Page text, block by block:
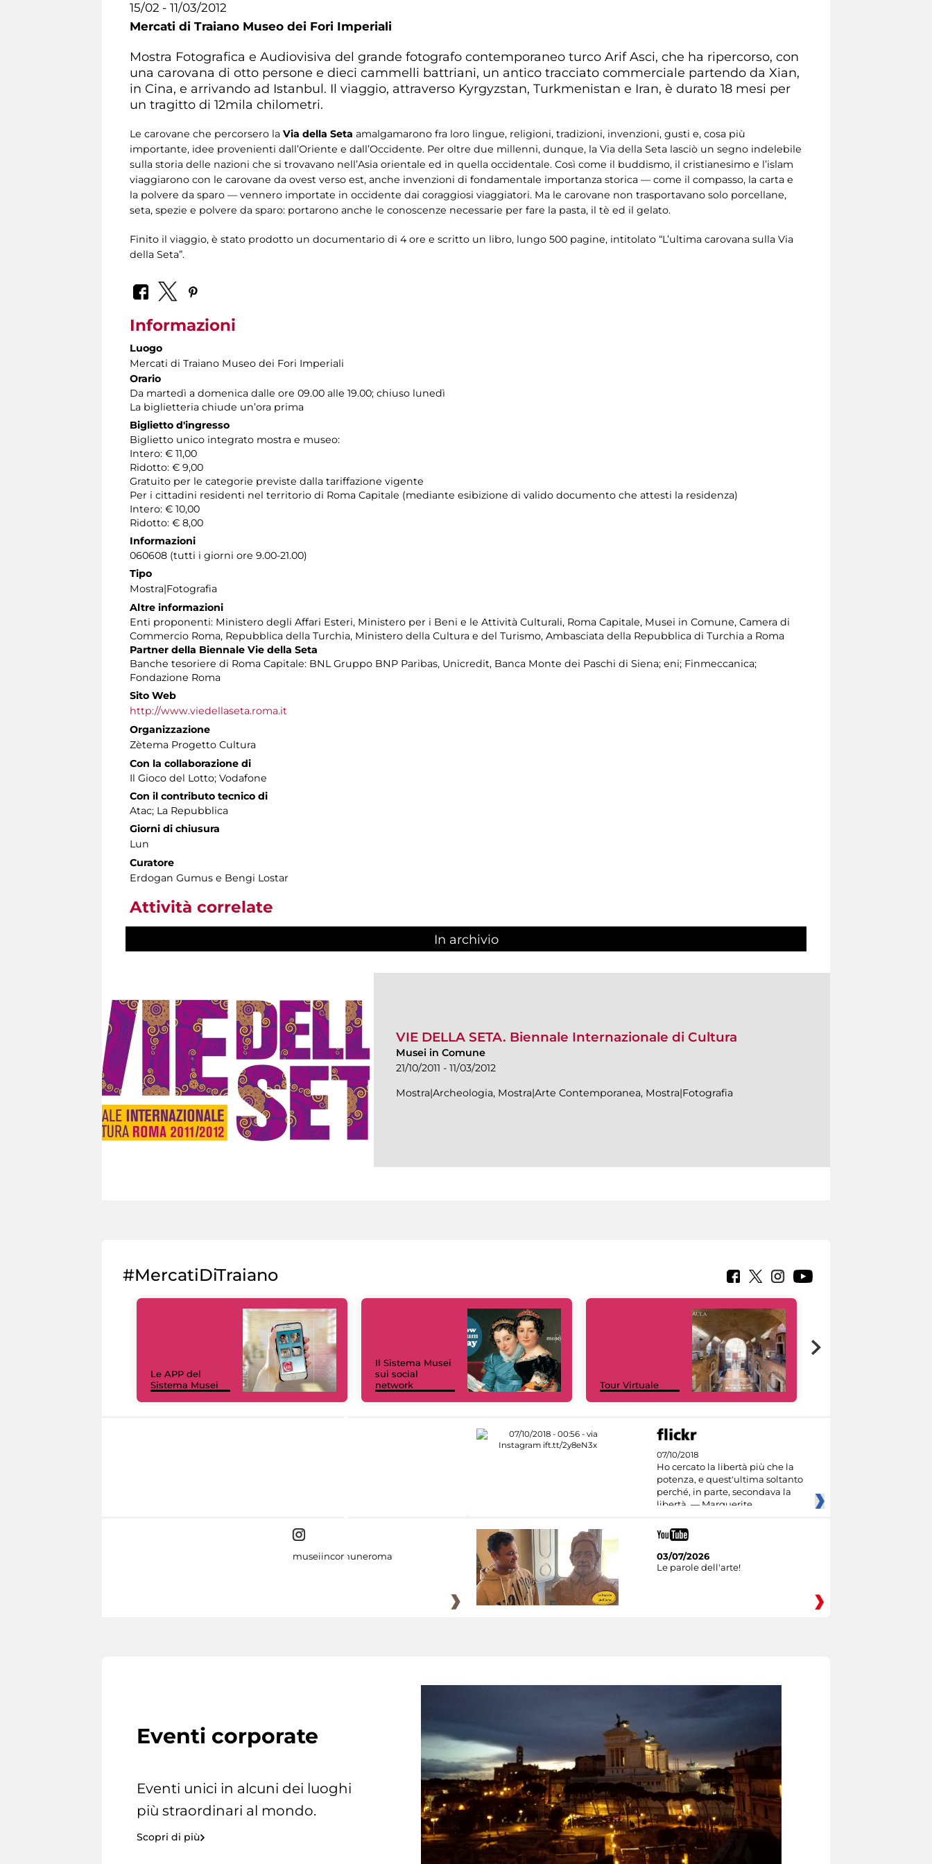
15/02 - 11/03/2012
Mercati di Traiano Museo dei Fori Imperiali
Mostra Fotografica e Audiovisiva del grande fotografo contemporaneo turco Arif Asci, che ha ripercorso, con
una carovana di otto persone e dieci cammelli battriani, un antico tracciato commerciale partendo da Xian,
in Cina, e arrivando ad Istanbul. Il viaggio, attraverso Kyrgyzstan, Turkmenistan e Iran, è durato 18 mesi per
un tragitto di 12mila chilometri.
Le carovane che percorsero la Via della Seta amalgamarono fra loro lingue, religioni, tradizioni, invenzioni, gusti e, cosa più
importante, idee provenienti dall’Oriente e dall’Occidente. Per oltre due millenni, dunque, la Via della Seta lasciò un segno indelebile
sulla storia delle nazioni che si trovavano nell’Asia orientale ed in quella occidentale. Così come il buddismo, il cristianesimo e l’islam
viaggiarono con le carovane da ovest verso est, anche invenzioni di fondamentale importanza storica — come il compasso, la carta e
la polvere da sparo — vennero importate in occidente dai coraggiosi viaggiatori. Ma le carovane non trasportavano solo porcellane,
seta, spezie e polvere da sparo: portarono anche le conoscenze necessarie per fare la pasta, il tè ed il gelato.
Finito il viaggio, è stato prodotto un documentario di 4 ore e scritto un libro, lungo 500 pagine, intitolato “L’ultima carovana sulla Via
della Seta”.
Informazioni
Luogo
Mercati di Traiano Museo dei Fori Imperiali
Orario
Da martedì a domenica dalle ore 09.00 alle 19.00; chiuso lunedì
La biglietteria chiude un’ora prima
Biglietto d'ingresso
Biglietto unico integrato mostra e museo:
Intero: € 11,00
Ridotto: € 9,00
Gratuito per le categorie previste dalla tariffazione vigente
Per i cittadini residenti nel territorio di Roma Capitale (mediante esibizione di valido documento che attesti la residenza)
Intero: € 10,00
Ridotto: € 8,00
Informazioni
060608 (tutti i giorni ore 9.00-21.00)
Tipo
Mostra|Fotografia
Altre informazioni
Enti proponenti: Ministero degli Affari Esteri, Ministero per i Beni e le Attività Culturali, Roma Capitale, Musei in Comune, Camera di
Commercio Roma, Repubblica della Turchia, Ministero della Cultura e del Turismo, Ambasciata della Repubblica di Turchia a Roma
Partner della Biennale Vie della Seta
Banche tesoriere di Roma Capitale: BNL Gruppo BNP Paribas, Unicredit, Banca Monte dei Paschi di Siena; eni; Finmeccanica;
Fondazione Roma
Sito Web
http://www.viedellaseta.roma.it
Organizzazione
Zètema Progetto Cultura
Con la collaborazione di
Il Gioco del Lotto; Vodafone
Con il contributo tecnico di
Atac; La Repubblica
Giorni di chiusura
Lun
Curatore
Erdogan Gumus e Bengi Lostar
Attività correlate
In archivio
VIE DELLA SETA. Biennale Internazionale di Cultura
Musei in Comune
21/10/2011 - 11/03/2012
Mostra|Archeologia, Mostra|Arte Contemporanea, Mostra|Fotografia
#MercatiDiTraiano
Le APP del
Sistema Musei
Il Sistema Musei
sui social
network
Tour Virtuale
07/10/2018
Ho cercato la libertà più che la
potenza, e quest'ultima soltanto
perché, in parte, secondava la
libertà. — Marguerite
museiincomuneroma
03/07/2026
Le parole dell'arte!
Eventi corporate
Eventi unici in alcuni dei luoghi
più straordinari al mondo.
Scopri di più